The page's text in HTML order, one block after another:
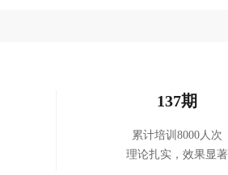
137期
累计培训8000人次
理论扎实，效果显著